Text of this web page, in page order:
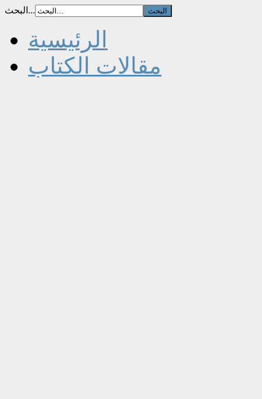
البحث...
الرئيسية
مقالات الكتاب